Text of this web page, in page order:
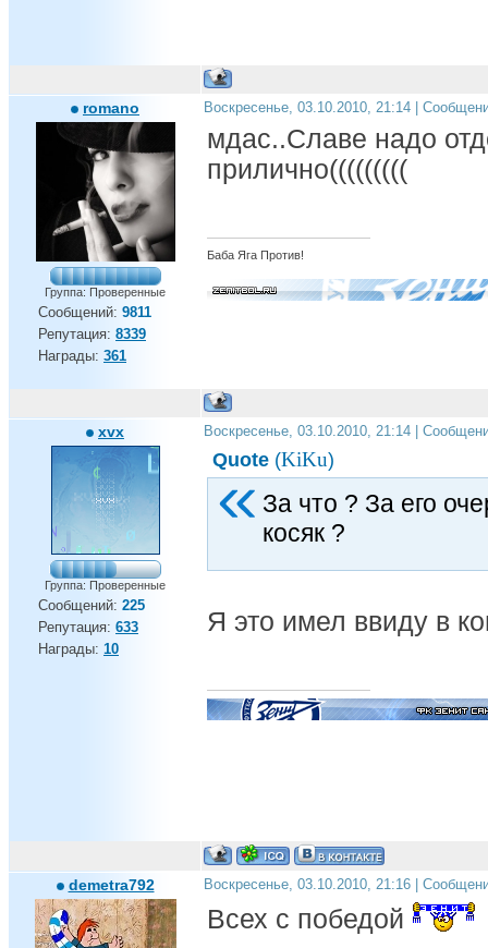
romano
Группа: Проверенные
Сообщений: 9811
Репутация: 8339
Награды: 361
Воскресенье, 03.10.2010, 21:14 |
мдас..Славе надо
прилично(((((((((
Баба Яга Против!
xvx
Группа: Проверенные
Сообщений: 225
Репутация: 633
Награды: 10
Воскресенье, 03.10.2010, 21:14 |
Quote (KiKu)
За что ? За его
косяк ?
Я это имел ввиду в
demetra792 Воскресенье, 03.10.2010, 21:16 |
Всех с победой